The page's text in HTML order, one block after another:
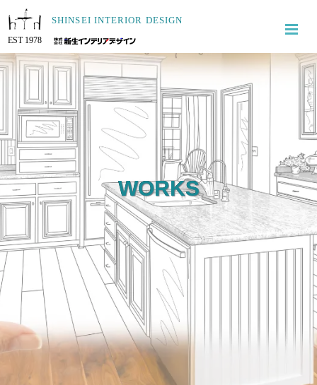
EST 1978
SHINSEI INTERIOR DESIGN
WORKS